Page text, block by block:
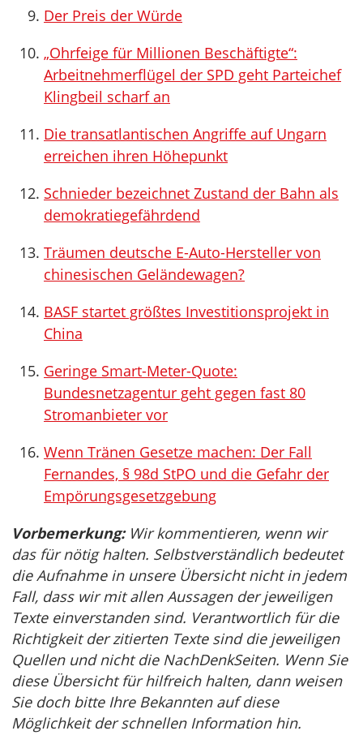
Der Preis der Würde
„Ohrfeige für Millionen Beschäftigte“:
Arbeitnehmerflügel der SPD geht Parteichef
Klingbeil scharf an
Die transatlantischen Angriffe auf Ungarn
erreichen ihren Höhepunkt
Schnieder bezeichnet Zustand der Bahn als
demokratiegefährdend
Träumen deutsche E-Auto-Hersteller von
chinesischen Geländewagen?
BASF startet größtes Investitionsprojekt in
China
Geringe Smart-Meter-Quote:
Bundesnetzagentur geht gegen fast 80
Stromanbieter vor
Wenn Tränen Gesetze machen: Der Fall
Fernandes, § 98d StPO und die Gefahr der
Empörungsgesetzgebung
Vorbemerkung:Wir kommentieren, wenn wir
das für nötig halten. Selbstverständlich bedeutet
die Aufnahme in unsere Übersicht nicht in jedem
Fall, dass wir mit allen Aussagen der jeweiligen
Texte einverstanden sind. Verantwortlich für die
Richtigkeit der zitierten Texte sind die jeweiligen
Quellen und nicht die NachDenkSeiten. Wenn Sie
diese Übersicht für hilfreich halten, dann weisen
Sie doch bitte Ihre Bekannten auf diese
Möglichkeit der schnellen Information hin.